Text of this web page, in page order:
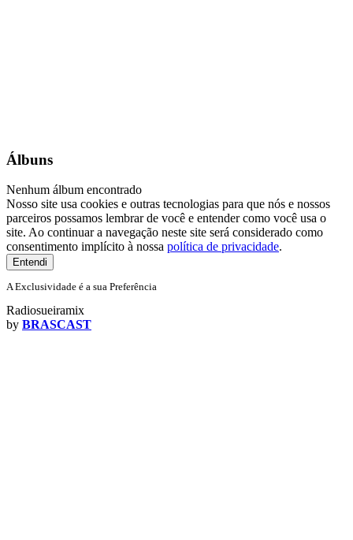
Álbuns
Nenhum álbum encontrado
Nosso site usa cookies e outras tecnologias para que nós e nossos
parceiros possamos lembrar de você e entender como você usa o
site. Ao continuar a navegação neste site será considerado como
consentimento implícito à nossa política de privacidade.
Entendi
A Exclusividade é a sua Preferência
Radiosueiramix
by BRASCAST